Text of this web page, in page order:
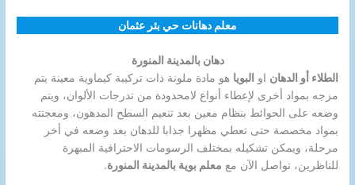
معلم دهانات حي بئر عثمان
دهان بالمدينة المنورة
الطلاء أو الدهان او البويا هو مادة ملونة ذات تركيبة كيماوية معينة يتم
مزجه بمواد أخرى لإعطاء أنواع لامحدودة من تدرجات الألوان، ويتم
وضعه على الحوائط بنظام معين بعد تنعيم السطح المدهون، ومعجنته
بمواد مخصصة حتى تعطي مظهرا جذابا للدهان بعد وضعه في أخر
مرحلة، ويمكن تشكيله بمختلف الرسومات الاحترافية المبهرة
للناظرين، تواصل الآن مع معلم بوية بالمدينة المنورة.